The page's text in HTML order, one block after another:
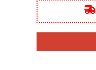
albero
quantità